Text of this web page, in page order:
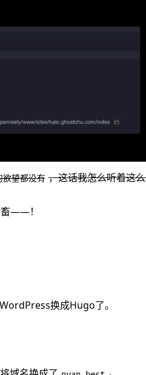
欲望都没有 ，这话我怎么听着这
——！
换成Hugo了。